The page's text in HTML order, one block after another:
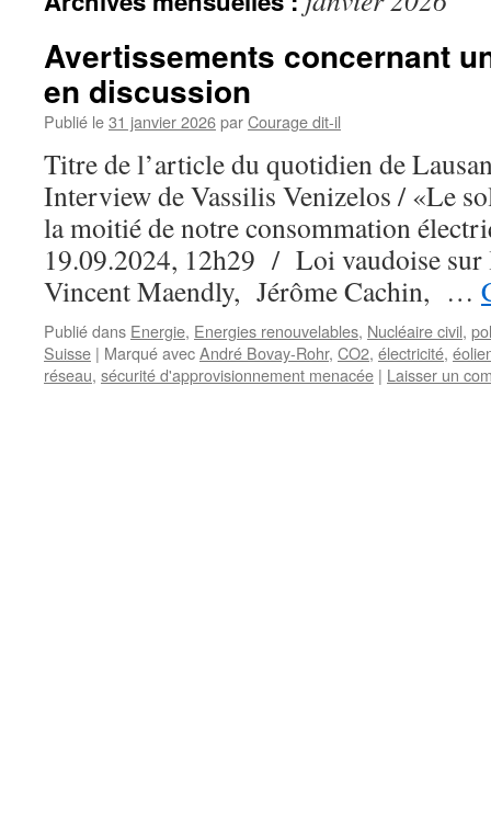
Avertissements concernant
en discussion
Publié le31 janvier 2026parCourage dit-il
Titre de l’article du quotidien de
Interview de Vassilis Venizelos / «Le
la moitié de notre consommation
19.09.2024, 12h29 / Loi vaudoise sur
Vincent Maendly, Jérôme Cachin, …
Publié dans Energie, Energies renouvelables, Nucléaire civil,
Suisse | Marqué avecAndré Bovay-Rohr, CO2, électricité,
réseau, sécurité d'approvisionnement menacée | Laisser un